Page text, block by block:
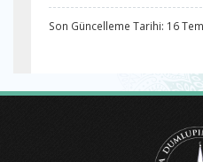
Son Güncelleme Tarihi: 16